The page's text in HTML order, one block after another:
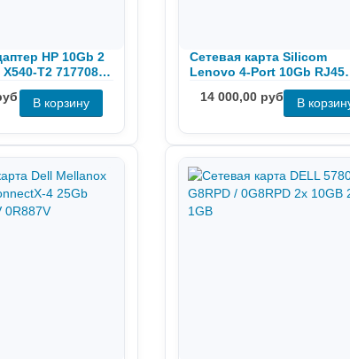
HP 10Gb 2
T2 717708-
001
Сетевая карта Silicom
Lenovo 4-Port 10Gb RJ45
PE310G4I40EU-T 01KM586
14 000,00 руб